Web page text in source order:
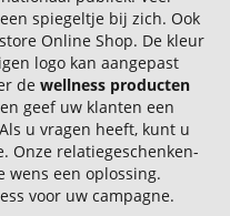
spiegeltje bij zich. Ook
Online Shop. De kleur
logo kan aangepast
de wellness producten
en geef uw klanten een
u vragen heeft, kunt u
Onze relatiegeschenken-
wens een oplossing.
voor uw campagne.